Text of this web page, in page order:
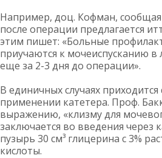
Например, доц. Кофман,
после операции предлагается
этим пишет: «Больные
приучаются к мочеиспусканию
еще за 2-3 дня до операции».
В единичных случаях
применении катетера. Проф.
выражению, «клизму для
заключается во введения через
пузырь 30 см³ глицерина с 3%
кислоты.